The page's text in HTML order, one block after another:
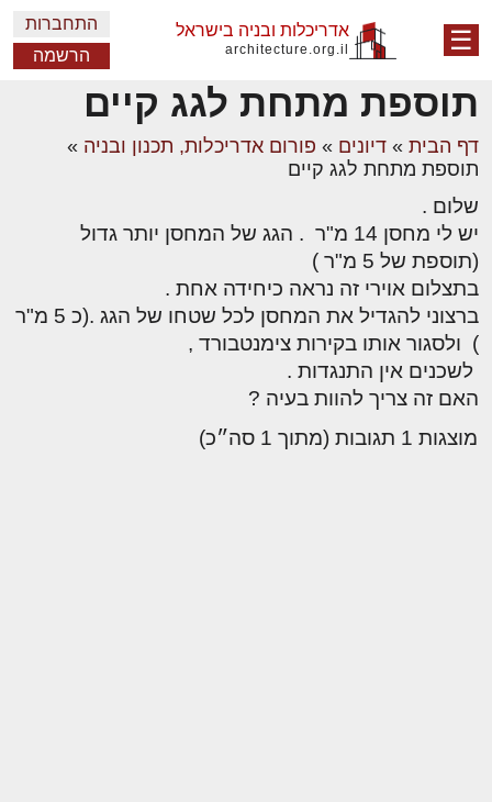
☰ אדריכלות ובניה בישראל
architecture.org.il
התחברות
הרשמה
תוספת מתחת לגג קיים
דף הבית » דיונים » פורום אדריכלות, תכנון ובניה »
תוספת מתחת לגג קיים
שלום .
יש לי מחסן 14 מ"ר . הגג של המחסן יותר גדול
(תוספת של 5 מ"ר )
בתצלום אוירי זה נראה כיחידה אחת .
ברצוני להגדיל את המחסן לכל שטחו של הגג .(כ 5 מ"ר
) ולסגור אותו בקירות צימנטבורד ,
לשכנים אין התנגדות .
האם זה צריך להוות בעיה ?
מוצגות 1 תגובות (מתוך 1 סה״כ)